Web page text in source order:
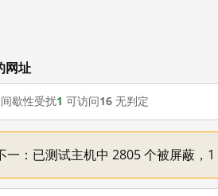
址
间歇性受扰1 可访问16 无判定
：已测试主机中 2805 个被屏蔽，1